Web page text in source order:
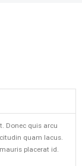
Donec quis arcu
quam lacus.
placerat id.